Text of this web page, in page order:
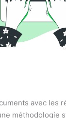
avec les
méthodologie